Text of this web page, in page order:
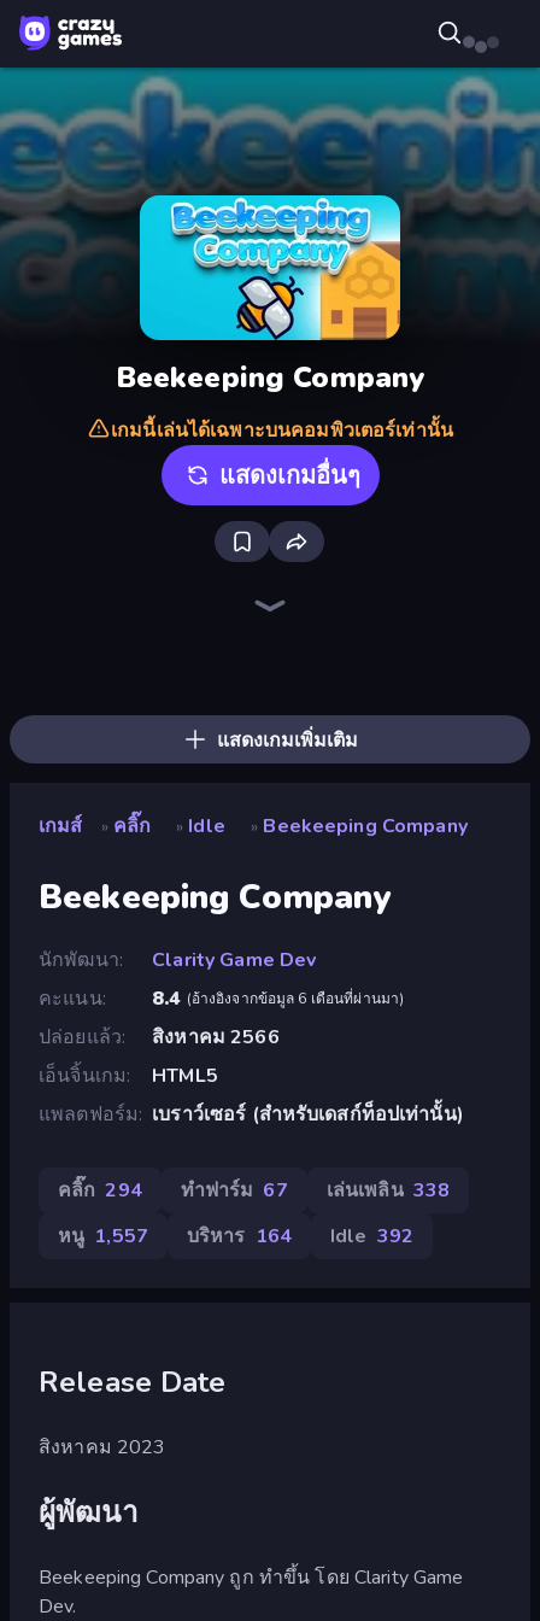
Beekeeping Company
เกมนี้เล่นได้เฉพาะบนคอมพิวเตอร์เท่านั้น
แสดงเกมอื่นๆ
แสดงเกมเพิ่มเติม
เกมส์ » คลิ๊ก » Idle » Beekeeping Company
Beekeeping Company
นักพัฒนา
Clarity Game Dev
คะแนน
8.4 (อ้างอิงจากข้อมูล 6 เดือนที่ผ่านมา)
ปล่อยแล้ว
สิงหาคม 2566
เอ็นจิ้นเกม
HTML5
แพลตฟอร์ม
เบราว์เซอร์ (สำหรับเดสก์ท็อปเท่านั้น)
คลิ๊ก 294 ทำฟาร์ม 67 เล่นเพลิน 338
หนู 1,557 บริหาร 164 Idle 392
Release Date
สิงหาคม 2023
ผู้พัฒนา
Beekeeping Company ถูก ทำขึ้น โดย Clarity Game
Dev.